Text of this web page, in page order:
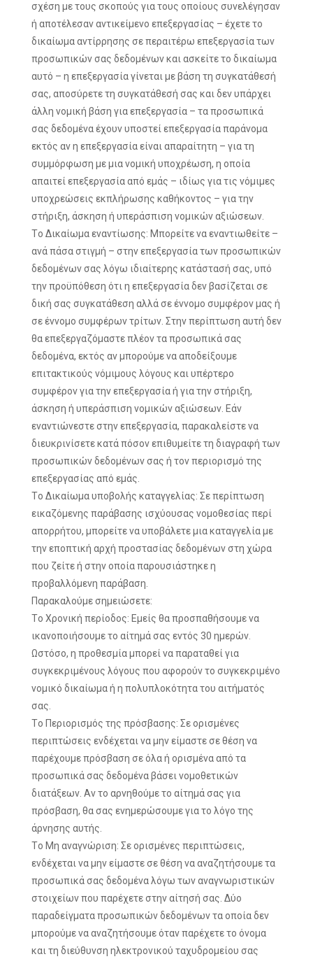
σχέση με τους σκοπούς για τους οποίους συνελέγησαν
ή αποτέλεσαν αντικείμενο επεξεργασίας – έχετε το
δικαίωμα αντίρρησης σε περαιτέρω επεξεργασία των
προσωπικών σας δεδομένων και ασκείτε το δικαίωμα
αυτό – η επεξεργασία γίνεται με βάση τη συγκατάθεσή
σας, αποσύρετε τη συγκατάθεσή σας και δεν υπάρχει
άλλη νομική βάση για επεξεργασία – τα προσωπικά
σας δεδομένα έχουν υποστεί επεξεργασία παράνομα
εκτός αν η επεξεργασία είναι απαραίτητη – για τη
συμμόρφωση με μια νομική υποχρέωση, η οποία
απαιτεί επεξεργασία από εμάς – ιδίως για τις νόμιμες
υποχρεώσεις εκπλήρωσης καθήκοντος – για την
στήριξη, άσκηση ή υπεράσπιση νομικών αξιώσεων.
Τo Δικαίωμα εναντίωσης: Μπορείτε να εναντιωθείτε –
ανά πάσα στιγμή – στην επεξεργασία των προσωπικών
δεδομένων σας λόγω ιδιαίτερης κατάστασή σας, υπό
την προϋπόθεση ότι η επεξεργασία δεν βασίζεται σε
δική σας συγκατάθεση αλλά σε έννομο συμφέρον μας ή
σε έννομο συμφέρων τρίτων. Στην περίπτωση αυτή δεν
θα επεξεργαζόμαστε πλέον τα προσωπικά σας
δεδομένα, εκτός αν μπορούμε να αποδείξουμε
επιτακτικούς νόμιμους λόγους και υπέρτερο
συμφέρον για την επεξεργασία ή για την στήριξη,
άσκηση ή υπεράσπιση νομικών αξιώσεων. Εάν
εναντιώνεστε στην επεξεργασία, παρακαλείστε να
διευκρινίσετε κατά πόσον επιθυμείτε τη διαγραφή των
προσωπικών δεδομένων σας ή τον περιορισμό της
επεξεργασίας από εμάς.
Τo Δικαίωμα υποβολής καταγγελίας: Σε περίπτωση
εικαζόμενης παράβασης ισχύουσας νομοθεσίας περί
απορρήτου, μπορείτε να υποβάλετε μια καταγγελία με
την εποπτική αρχή προστασίας δεδομένων στη χώρα
που ζείτε ή στην οποία παρουσιάστηκε η
προβαλλόμενη παράβαση.
Παρακαλούμε σημειώσετε:
Τo Χρονική περίοδος: Εμείς θα προσπαθήσουμε να
ικανοποιήσουμε το αίτημά σας εντός 30 ημερών.
Ωστόσο, η προθεσμία μπορεί να παραταθεί για
συγκεκριμένους λόγους που αφορούν το συγκεκριμένο
νομικό δικαίωμα ή η πολυπλοκότητα του αιτήματός
σας.
Τo Περιορισμός της πρόσβασης: Σε ορισμένες
περιπτώσεις ενδέχεται να μην είμαστε σε θέση να
παρέχουμε πρόσβαση σε όλα ή ορισμένα από τα
προσωπικά σας δεδομένα βάσει νομοθετικών
διατάξεων. Αν το αρνηθούμε το αίτημά σας για
πρόσβαση, θα σας ενημερώσουμε για το λόγο της
άρνησης αυτής.
Τo Μη αναγνώριση: Σε ορισμένες περιπτώσεις,
ενδέχεται να μην είμαστε σε θέση να αναζητήσουμε τα
προσωπικά σας δεδομένα λόγω των αναγνωριστικών
στοιχείων που παρέχετε στην αίτησή σας. Δύο
παραδείγματα προσωπικών δεδομένων τα οποία δεν
μπορούμε να αναζητήσουμε όταν παρέχετε το όνομα
και τη διεύθυνση ηλεκτρονικού ταχυδρομείου σας